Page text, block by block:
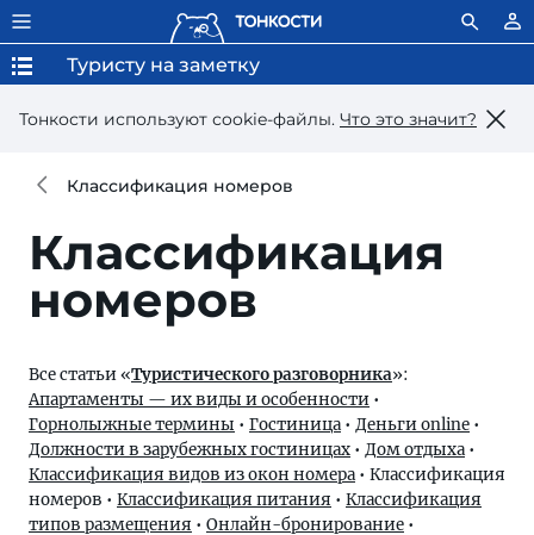
Тонкости используют сookie-файлы. Что это значит?
Туристу на заметку
Классификация номеров
Классификация
номеров
Все статьи «Туристического разговорника»:
Апартаменты — их виды и особенности •
Горнолыжные термины • Гостиница • Деньги online •
Должности в зарубежных гостиницах • Дом отдыха •
Классификация видов из окон номера • Классификация
номеров • Классификация питания • Классификация
типов размещения • Онлайн-бронирование •